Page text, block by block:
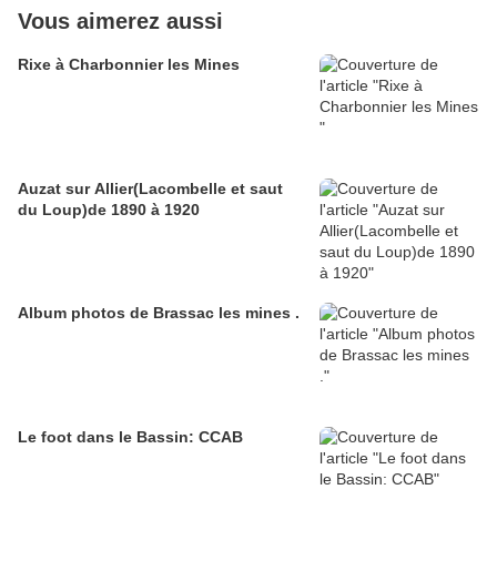
Vous aimerez aussi
Rixe à Charbonnier les Mines
Auzat sur Allier(Lacombelle et saut
du Loup)de 1890 à 1920
Album photos de Brassac les mines .
Le foot dans le Bassin: CCAB